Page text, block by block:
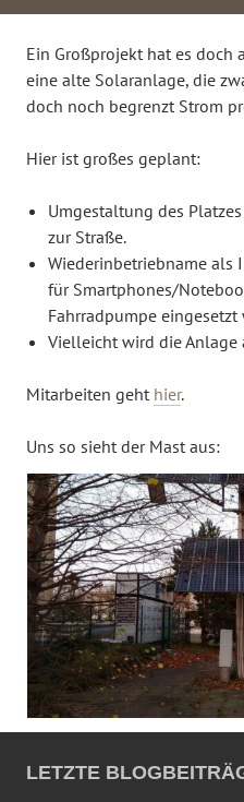
Ein Großprojekt hat es doch
eine alte Solaranlage, die
doch noch begrenzt Strom
Hier ist großes geplant:
Umgestaltung des
zur Straße.
Wiederinbetriebname als
für Smartphones/
Fahrradpumpe eingesetzt
Vielleicht wird die
Mitarbeiten geht hier.
Uns so sieht der Mast aus:
LETZTE